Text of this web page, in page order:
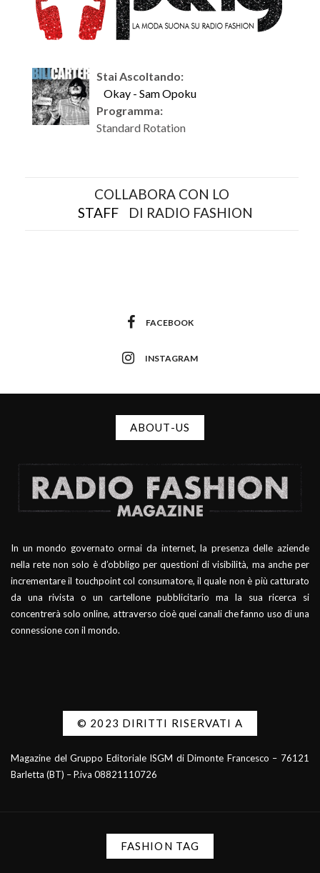
Stai Ascoltando:
Okay - Sam Opoku
Programma:
Standard Rotation
COLLABORA CON LO
STAFF
DI RADIO FASHION
FACEBOOK
INSTAGRAM
ABOUT-US
In un mondo governato ormai da internet, la presenza delle aziende
nella rete non solo è d’obbligo per questioni di visibilità, ma anche per
incrementare il touchpoint col consumatore, il quale non è più catturato
da una rivista o un cartellone pubblicitario ma la sua ricerca si
concentrerà solo online, attraverso cioè quei canali che fanno uso di una
connessione con il mondo.
© 2023 DIRITTI RISERVATI A
Magazine del Gruppo Editoriale ISGM di Dimonte Francesco – 76121
Barletta (BT) – P.iva 08821110726
FASHION TAG